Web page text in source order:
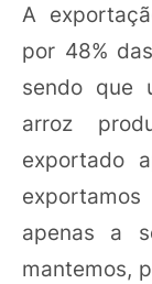
A
por 48%
sendo que
arroz
exportado
apenas a
mantemos,